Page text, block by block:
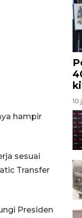
hampir
sesuai
Transfer
Presiden
10